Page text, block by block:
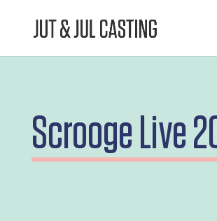
Scrooge Live